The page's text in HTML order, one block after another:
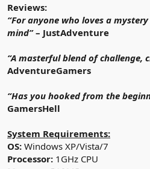
Reviews:
“For anyone who loves a
mind”– JustAdventure
“A masterful blend of challenge,
AdventureGamers
“Has you hooked from the
GamersHell
System Requirements:
OS: Windows XP/Vista/7
Processor: 1GHz CPU